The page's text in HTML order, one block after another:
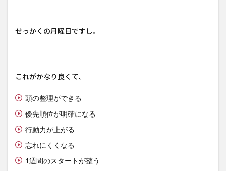
せっかくの月曜日ですし。
これがかなり良くて、
頭の整理ができる
優先順位が明確になる
行動力が上がる
忘れにくくなる
1週間のスタートが整う